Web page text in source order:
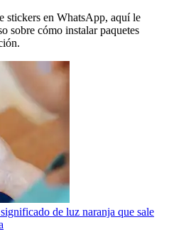
stickers en WhatsApp, aquí le
sobre cómo instalar paquetes
de luz naranja que sale